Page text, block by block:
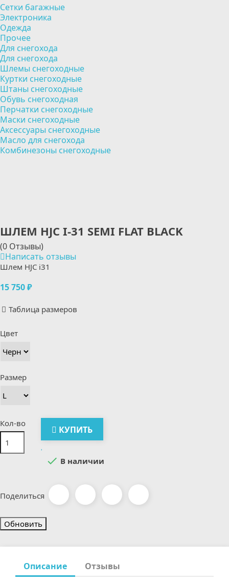
Сетки багажные
Электроника
Одежда
Прочее
Для снегохода
Для снегохода
Шлемы снегоходные
Куртки снегоходные
Штаны снегоходные
Обувь снегоходная
Перчатки снегоходные
Маски снегоходные
Аксессуары снегоходные
Масло для снегохода
Комбинезоны снегоходные
ШЛЕМ HJC I-31 SEMI FLAT BLACK
(0 Отзывы)
Написать отзывы
Шлем HJC i31
15 750 ₽
Таблица размеров
Цвет
Размер
Кол-во
КУПИТЬ
 В наличии
Поделиться
Описание Отзывы